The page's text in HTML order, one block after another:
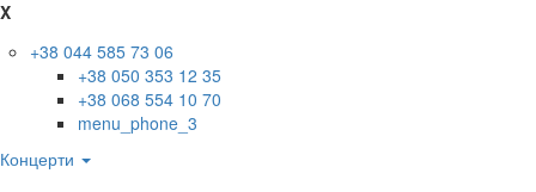
X
+38 044 585 73 06
+38 050 353 12 35
+38 068 554 10 70
menu_phone_3
Концерти